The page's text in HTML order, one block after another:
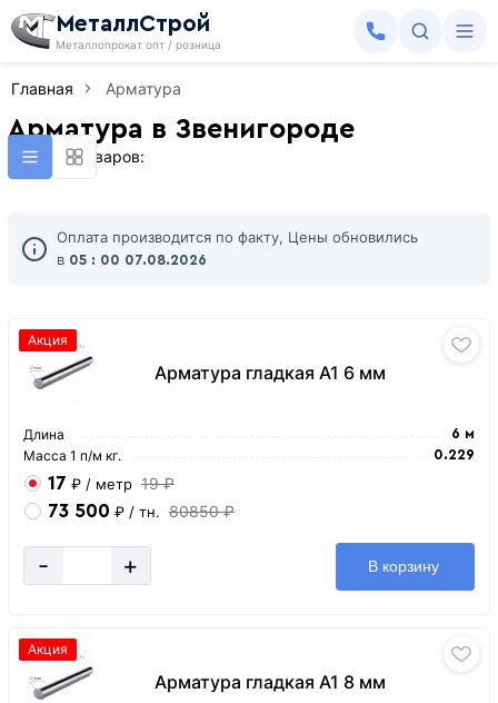
МеталлСтрой
Металлопрокат опт / розница
Главная Арматура
Арматура в Звенигороде
Найдено товаров:
Оплата производится по факту, Цены обновились
в 05 : 00 07.08.2026
Арматура гладкая А1 6 мм
Акция
Длина 6 м
Масса 1 п/м кг. 0.229
17 ₽ / метр 19 ₽
73 500 ₽ / тн. 80850 ₽
- + В корзину
Арматура гладкая А1 8 мм
Акция